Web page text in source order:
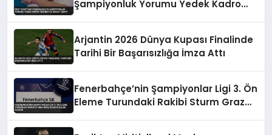
Şampiyonluk Yorumu Yedek Kadro
Arjantin 2026 Dünya Kupası Finalinde
Tarihi Bir Başarısızlığa İmza Attı
Fenerbahçe’nin Şampiyonlar Ligi 3. Ön
Eleme Turundaki Rakibi Sturm Graz